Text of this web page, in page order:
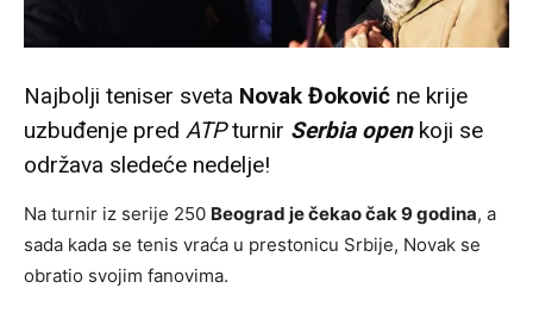
Najbolji teniser sveta Novak Đoković ne krije
uzbuđenje pred ATPturnir Serbia openkoji se
održava sledeće nedelje!
Na turnir iz serije 250 Beograd je čekao čak 9 godina, a
sada kada se tenis vraća u prestonicu Srbije, Novak se
obratio svojim fanovima.